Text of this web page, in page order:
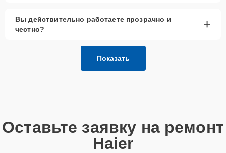
Вы действительно работаете прозрачно и
честно?
+
Показать
Оставьте заявку на ремонт
Haier